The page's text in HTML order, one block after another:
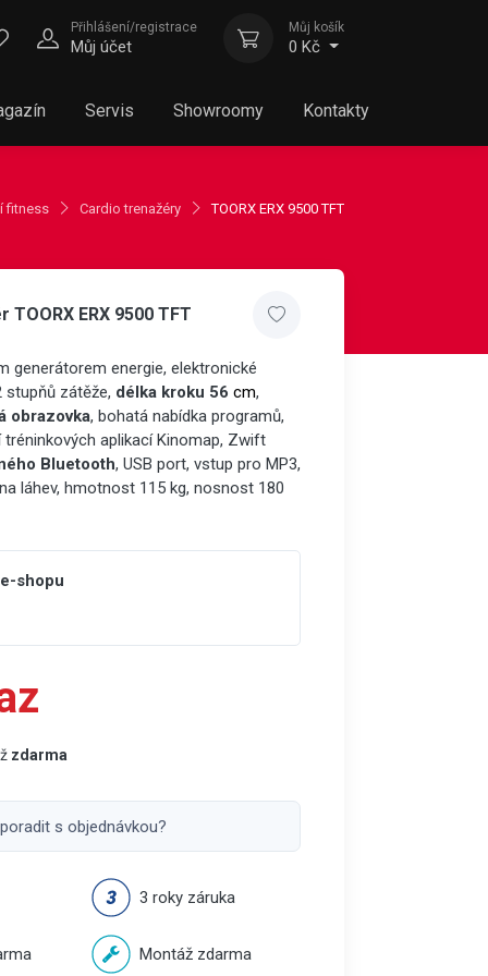
Přihlášení/registrace
Můj účet
Můj košík
0 Kč
Servis Showroomy Kontakty
fitness Cardio trenažéry TOORX ERX 9500 TFT
ERX 9500 TFT
generátorem energie, elektronické
stupňů zátěže, délka kroku 56 cm,
obrazovka, bohatá nabídka programů,
aplikací Kinomap, Zwift
Bluetooth, USB port, vstup pro MP3,
láhev, hmotnost 115 kg, nosnost 180
shopu
zdarma
s objednávkou?
3 roky záruka
Montáž zdarma